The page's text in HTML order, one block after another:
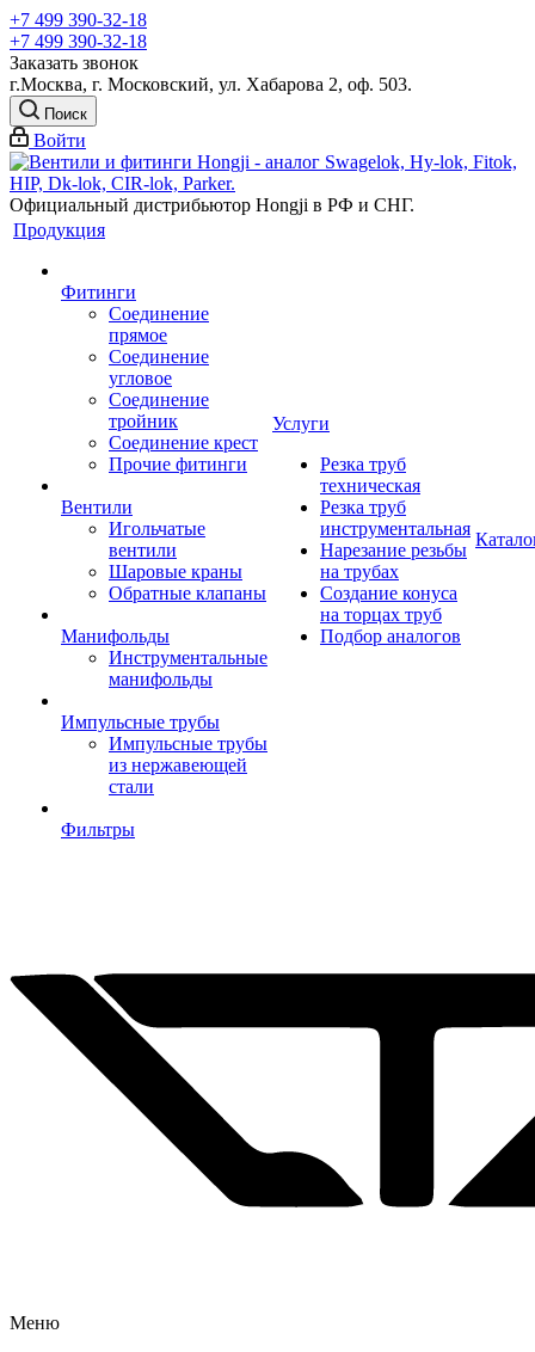
+7 499 390-32-18
+7 499 390-32-18
Заказать звонок
г.Москва, г. Московский, ул. Хабарова 2, оф. 503.
Поиск
Войти
Официальный дистрибьютор Hongji в РФ и СНГ.
Продукция
Фитинги
Соединение
прямое
Соединение
угловое
Соединение
тройник
Соединение крест
Прочие фитинги
Вентили
Игольчатые
вентили
Шаровые краны
Обратные клапаны
Манифольды
Инструментальные
манифольды
Импульсные трубы
Импульсные трубы
из нержавеющей
стали
Фильтры
Услуги
Резка труб
техническая
Резка труб
инструментальная
Нарезание резьбы
на трубах
Создание конуса
на торцах труб
Подбор аналогов
Меню